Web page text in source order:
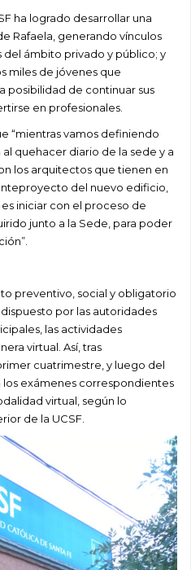
ha logrado desarrollar una
Rafaela, generando vínculos
del ámbito privado y público; y
miles de jóvenes que
posibilidad de continuar sus
en profesionales.
“mientras vamos definiendo
quehacer diario de la sede y a
los arquitectos que tienen en
del nuevo edificio,
iniciar con el proceso de
junto a la Sede, para poder
preventivo, social y obligatorio
por las autoridades
las actividades
virtual. Así, tras
cuatrimestre, y luego del
los exámenes correspondientes
virtual, según lo
de la UCSF.